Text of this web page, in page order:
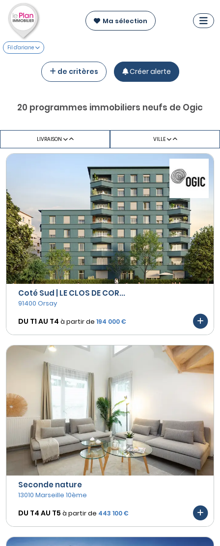
Ma sélection
Fil d'ariane
de critères Créer alerte
20 programmes immobiliers neufs de Ogic
LIVRAISON VILLE
Coté Sud | LE CLOS DE COR...
91400 Orsay
DU T1 AU T4 à partir de 194 000 €
Seconde nature
13010 Marseille 10ème
DU T4 AU T5 à partir de 443 100 €